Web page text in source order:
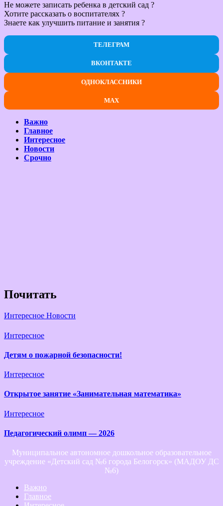
Не можете записать ребенка в детский сад ?
Хотите рассказать о воспитателях ?
Знаете как улучшить питание и занятия ?
ТЕЛЕГРАМ
ВКОНТАКТЕ
ОДНОКЛАССНИКИ
MAX
Важно
Главное
Интересное
Новости
Срочно
Почитать
Интересное Новости
Интересное
Детям о пожарной безопасности!
Интересное
Открытое занятие «Занимательная математика»
Интересное
Педагогический олимп — 2026
Муниципальное автономное дошкольное образовательное
учреждение «Детский сад №6 города Белогорск» (МАДОУ ДС
№6)
Важно
Главное